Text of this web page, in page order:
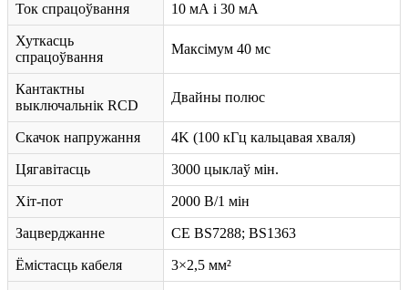
Ток спрацоўвання 10 мА і 30 мА
Хуткасць
спрацоўвання
Максімум 40 мс
Кантактны
выключальнік RCD
Двайны полюс
Скачок напружання 4K (100 кГц кальцавая хваля)
Цягавітасць 3000 цыклаў мін.
Хіт-пот 2000 В/1 мін
Зацверджанне CE BS7288; BS1363
Ёмістасць кабеля 3×2,5 мм²